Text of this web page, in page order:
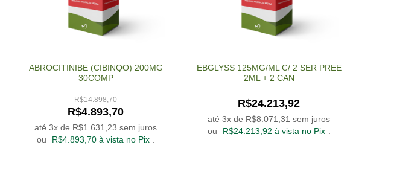
ABROCITINIBE (CIBINQO) 200MG
30COMP
R$14.898,70
R$4.893,70
até 3x de R$1.631,23 sem juros
ou
R$4.893,70à vista no Pix
EBGLYSS 125MG/ML C/ 2 SER PREE
2ML + 2 CAN
R$24.213,92
até 3x de R$8.071,31 sem juros
ou
R$24.213,92 à vista no Pix